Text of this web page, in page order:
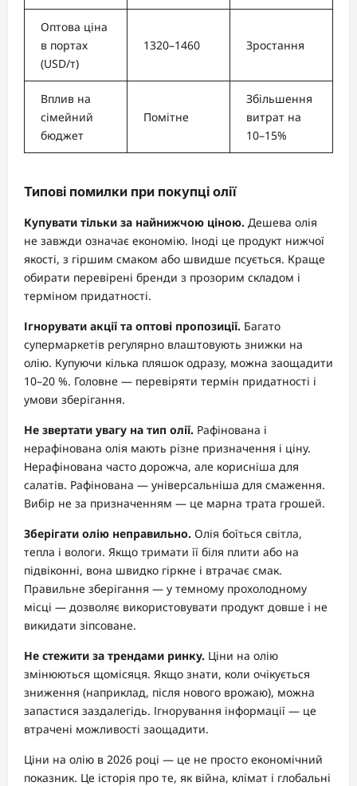
Оптова ціна
в портах
(USD/т)
1320–1460 Зростання
Вплив на
сімейний
бюджет
Помітне
Збільшення
витрат на
10–15%
Типові помилки при покупці олії
Купувати тільки за найнижчою ціною. Дешева олія
не завжди означає економію. Іноді це продукт нижчої
якості, з гіршим смаком або швидше псується. Краще
обирати перевірені бренди з прозорим складом і
терміном придатності.
Ігнорувати акції та оптові пропозиції. Багато
супермаркетів регулярно влаштовують знижки на
олію. Купуючи кілька пляшок одразу, можна заощадити
10–20 %. Головне — перевіряти термін придатності і
умови зберігання.
Не звертати увагу на тип олії. Рафінована і
нерафінована олія мають різне призначення і ціну.
Нерафінована часто дорожча, але корисніша для
салатів. Рафінована — універсальніша для смаження.
Вибір не за призначенням — це марна трата грошей.
Зберігати олію неправильно. Олія боїться світла,
тепла і вологи. Якщо тримати її біля плити або на
підвіконні, вона швидко гіркне і втрачає смак.
Правильне зберігання — у темному прохолодному
місці — дозволяє використовувати продукт довше і не
викидати зіпсоване.
Не стежити за трендами ринку. Ціни на олію
змінюються щомісяця. Якщо знати, коли очікується
зниження (наприклад, після нового врожаю), можна
запастися заздалегідь. Ігнорування інформації — це
втрачені можливості заощадити.
Ціни на олію в 2026 році — це не просто економічний
показник. Це історія про те, як війна, клімат і глобальні